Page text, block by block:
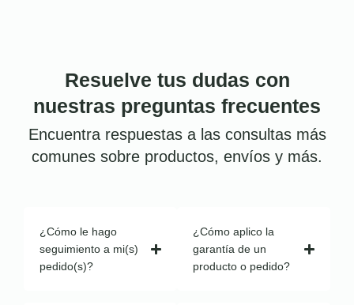
Resuelve tus dudas con
nuestras preguntas frecuentes
Encuentra respuestas a las consultas más
comunes sobre productos, envíos y más.
¿Cómo le hago
seguimiento a mi(s)
pedido(s)?
¿Cómo aplico la
garantía de un
producto o pedido?